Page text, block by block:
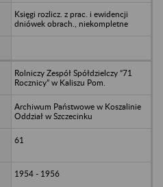
Księgi rozlicz. z prac. i ewidencji
dniówek obrach., niekompletne
Rolniczy Zespół Spółdzielczy “71
Rocznicy” w Kaliszu Pom.
Archiwum Państwowe w Koszalinie
Oddział w Szczecinku
61
1954 - 1956